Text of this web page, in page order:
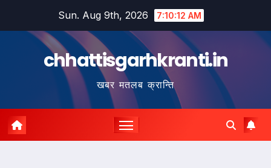
Sun. Aug 9th, 2026 7:10:13 AM
chhattisgarhkranti.in
खबर मतलब क्रान्ति